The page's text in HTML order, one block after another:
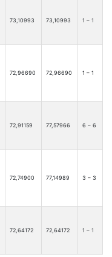
73,10993 73,10993 1 – 1
72,96690 72,96690 1 – 1
72,91159 77,57966 6 – 6
72,74900 77,14989 3 – 3
72,64172 72,64172 1 – 1